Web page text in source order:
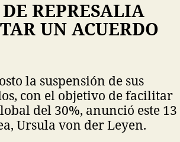
REPRESALIA
UN ACUERDO
la suspensión de sus
con el objetivo de facilitar
del 30%, anunció este 13
Ursula von der Leyen.